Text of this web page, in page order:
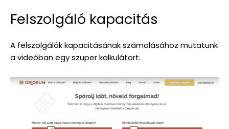
Felszolgáló kapacitás
A felszolgálók kapacitásának számolásához mutatunk
a videóban egy szuper kalkulátort.